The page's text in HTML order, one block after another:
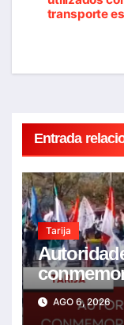
de
transporte
Entrada
Tarija
Bolivia
mejor
AGO 6, 2026